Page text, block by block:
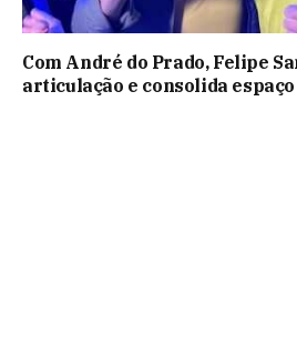
Com André do Prado, Felipe
articulação e consolida